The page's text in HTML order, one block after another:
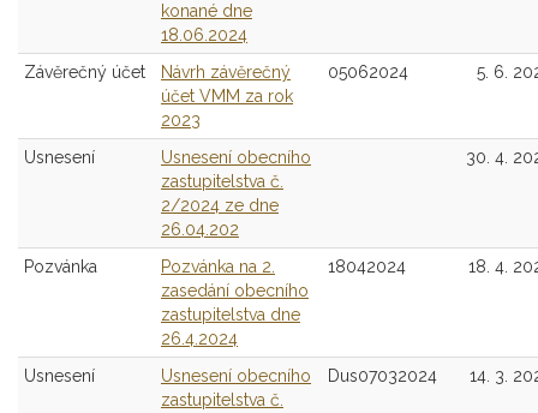
konané dne
18.06.2024
Závěrečný účet
Návrh závěrečný
účet VMM za rok
2023
05062024 5. 6.
Usnesení
Usnesení obecního
zastupitelstva č.
2/2024 ze dne
26.04.202
30. 4.
Pozvánka
Pozvánka na 2.
zasedání obecního
zastupitelstva dne
26.4.2024
18042024 18. 4.
Usnesení
Usnesení obecního
zastupitelstva č.
Dus07032024 14. 3.